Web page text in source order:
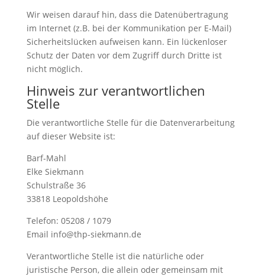
Wir weisen darauf hin, dass die Datenübertragung
im Internet (z.B. bei der Kommunikation per E-Mail)
Sicherheitslücken aufweisen kann. Ein lückenloser
Schutz der Daten vor dem Zugriff durch Dritte ist
nicht möglich.
Hinweis zur verantwortlichen
Stelle
Die verantwortliche Stelle für die Datenverarbeitung
auf dieser Website ist:
Barf-Mahl
Elke Siekmann
Schulstraße 36
33818 Leopoldshöhe
Telefon: 05208 / 1079
Email info@thp-siekmann.de
Verantwortliche Stelle ist die natürliche oder
juristische Person, die allein oder gemeinsam mit